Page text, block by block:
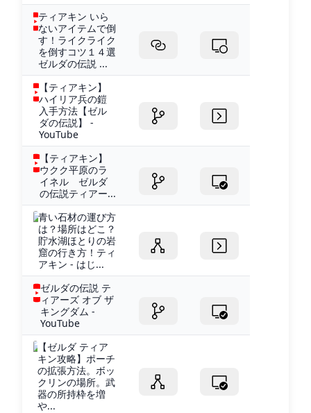
ティアキン いら
ないアイテムで倒
す！ライクライク
を倒すコツ１４選
ゼルダの伝説 ...
【ティアキン】
ハイリア兵の鎧
入手方法【ゼル
ダの伝説】 -
YouTube
【ティアキン】
ウクク平原のラ
イネル ゼルダ
の伝説ティアー...
青い石材の運び方
は？場所はどこ？
貯水湖ほとりの岩
窟の行き方！ティ
アキン - はじ...
ゼルダの伝説 テ
ィアーズ オブ ザ
キングダム -
YouTube
【ゼルダ ティア
キン攻略】ポーチ
の拡張方法。ボッ
クリンの場所。武
器の所持枠を増
や...